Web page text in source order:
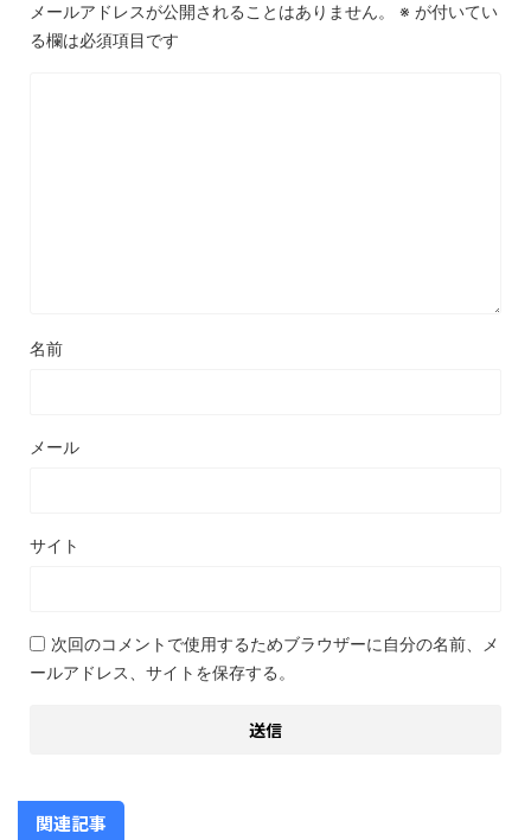
メールアドレスが公開されることはありません。 ※ が付いてい
る欄は必須項目です
名前
メール
サイト
次回のコメントで使用するためブラウザーに自分の名前、メ
ールアドレス、サイトを保存する。
関連記事